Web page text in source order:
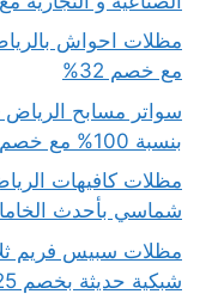
مظلات احواش
مع خصم 32%
سواتر مسابح
بنسبة 100% مع خصم 20%
مظلات كافيهات
شماسي بأحدث
مظلات سبيس فريم
شبكية حديثة بخصم 25%